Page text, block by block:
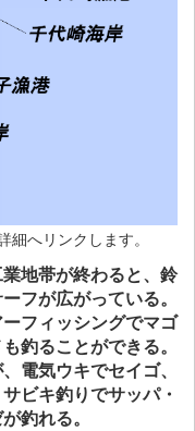
細へリンクします。
地帯が終わると、鈴
フが広がっている。
フィッシングでマゴ
釣ることができる。
電気ウキでセイゴ、
ビキ釣りでサッパ・
釣れる。